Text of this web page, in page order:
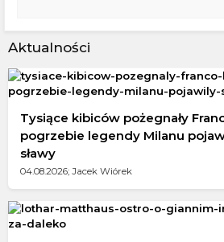
Aktualności
Tysiące kibiców pożegnały
pogrzebie legendy Milanu
sławy
04.08.2026; Jacek Wiórek